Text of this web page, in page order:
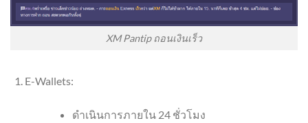
XM Pantip ถอนเงินเร็ว
E-Wallets:
ดำเนินการภายใน 24 ชั่วโมง